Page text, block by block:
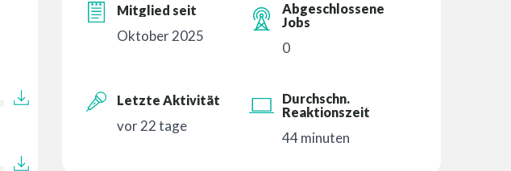
Mitglied seit
Oktober 2025
Abgeschlossene
Jobs
0
Letzte Aktivität
vor 22 tage
Durchschn.
Reaktionszeit
44 minuten